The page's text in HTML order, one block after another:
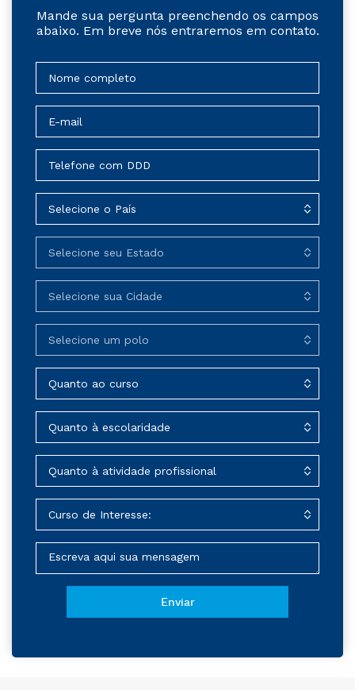
Mande sua pergunta preenchendo os campos
abaixo. Em breve nós entraremos em contato.